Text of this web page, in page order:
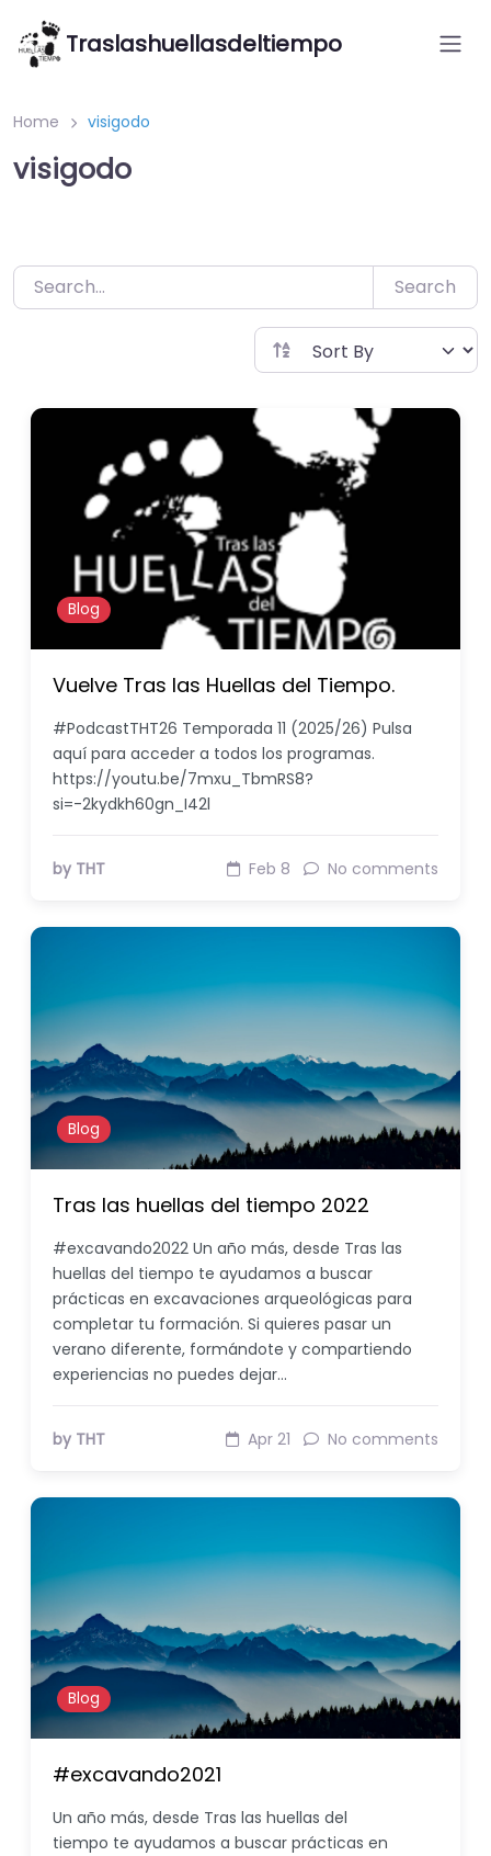
Saltar
contenido
Traslashuellasdeltiempo
Home visigodo
visigodo
Search
Blog
Vuelve Tras las Huellas del Tiempo.
#PodcastTHT26 Temporada 11 (2025/26) Pulsa
aquí para acceder a todos los programas.
https://youtu.be/7mxu_TbmRS8?
si=-2kydkh60gn_I42l
by THT Feb 8 No comments
Blog
Tras las huellas del tiempo 2022
#excavando2022 Un año más, desde Tras las
huellas del tiempo te ayudamos a buscar
prácticas en excavaciones arqueológicas para
completar tu formación. Si quieres pasar un
verano diferente, formándote y compartiendo
experiencias no puedes dejar…
by THT Apr 21 No comments
Blog
#excavando2021
Un año más, desde Tras las huellas del
tiempo te ayudamos a buscar prácticas en